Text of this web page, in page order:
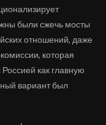
были сжечь мосты
отношений, даже
которая
как главную
вариант был